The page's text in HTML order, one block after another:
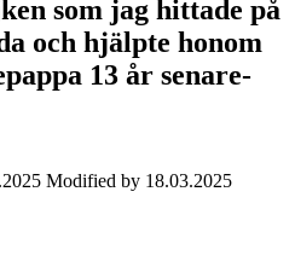
som jag hittade på
och hjälpte honom
13 år senare-
Modified by 18.03.2025